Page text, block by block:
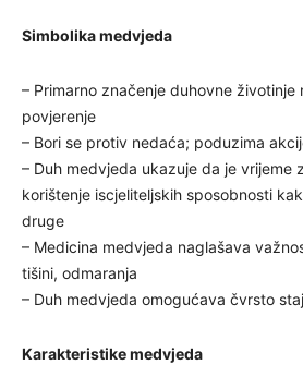
Simbolika medvjeda
– Primarno značenje duhovne životinje
povjerenje
– Bori se protiv nedaća; poduzima
– Duh medvjeda ukazuje da je vrijeme
korištenje iscjeliteljskih sposobnosti
druge
– Medicina medvjeda naglašava
tišini, odmaranja
– Duh medvjeda omogućava čvrsto
Karakteristike medvjeda